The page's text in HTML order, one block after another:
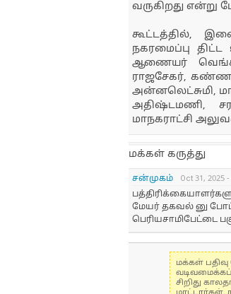
வருகிறது என்று
கூட்டத்தில்,
நகரமைப்பு
ஆணையர்
ராஜசேகர்,
அன்னலெட்சுமி,
அதிஷ்டமணி,
மாநகராட்சி
மக்கள் கருத்து
சன்முகம்
Oct 31, 2025
மேயர் தகவல் னு
பெரியசாமிபேட்டை
மக்கள்
சிறிது